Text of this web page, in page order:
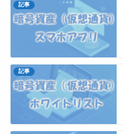
記事
記事